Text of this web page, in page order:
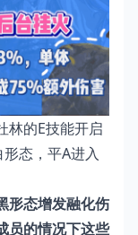
林的E技能开启
态，平A进入
形态增发融化伤
员的情况下这些